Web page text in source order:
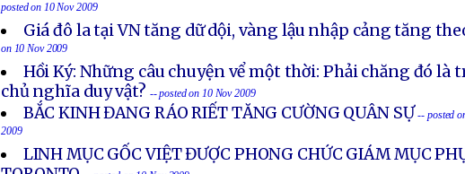
posted on 10 Nov 2009
Giá đô la tại VN tăng dữ dội, vàng lậu nhập cảng tăng
on 10 Nov 2009
Hồi Ký: Những câu chuyện vể một thời: Phải chăng đó là
chủ nghĩa duy vật? -- posted on 10 Nov 2009
BẮC KINH ĐANG RÁO RIẾT TĂNG CƯỜNG QUÂN SỰ -- posted
2009
LINH MỤC GỐC VIỆT ĐƯỢC PHONG CHỨC GIÁM MỤC